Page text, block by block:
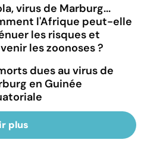
virus de Marburg...
l'Afrique peut-elle
les risques et
les zoonoses ?
dues au virus de
en Guinée
plus